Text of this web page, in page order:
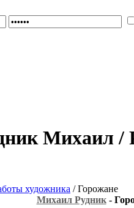
Михаил /
художника / Горожане
Михаил Рудник-